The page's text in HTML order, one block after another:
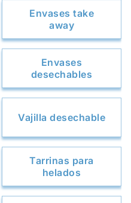
Envases take
away
Envases
desechables
Vajilla desechable
Tarrinas para
helados